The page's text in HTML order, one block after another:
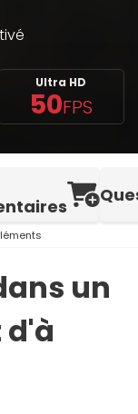
Ultra HD
50FPS
un